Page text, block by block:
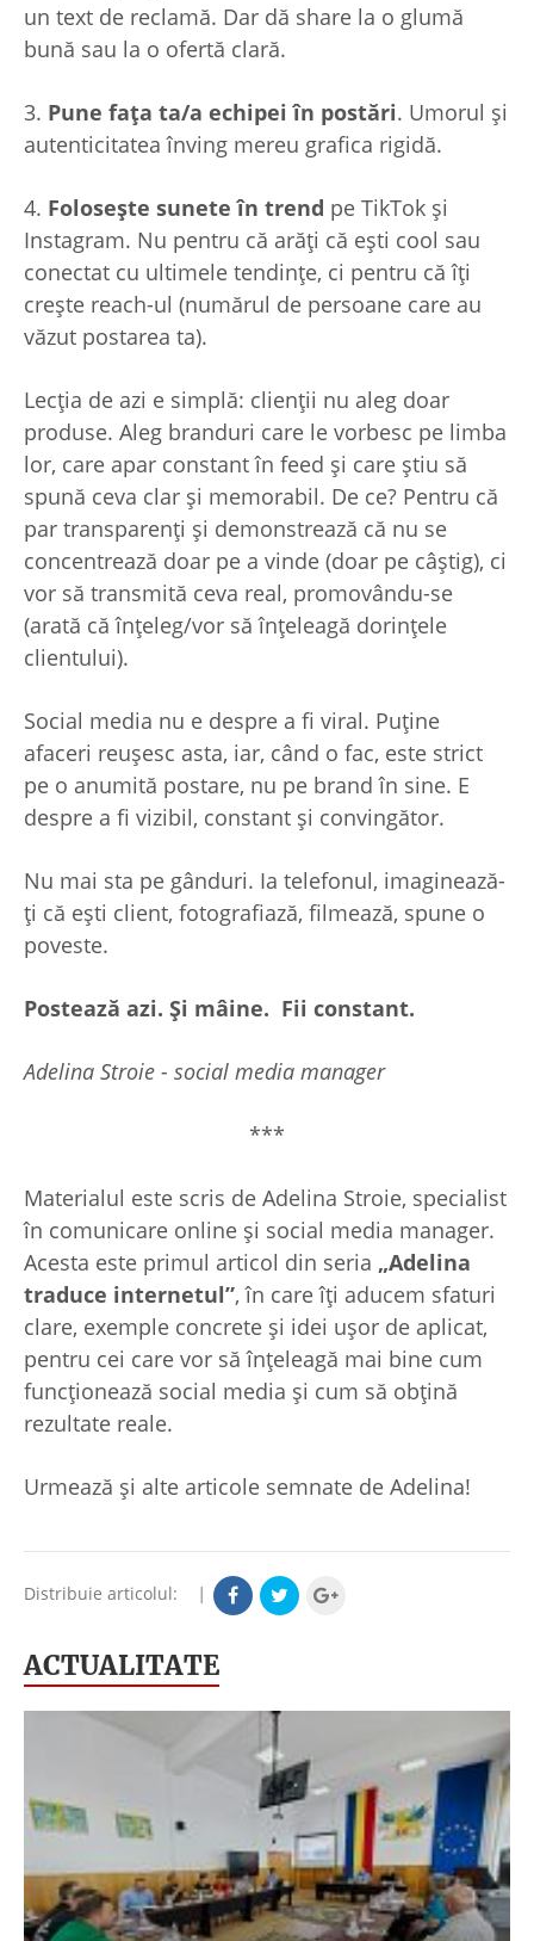
un text de reclamă. Dar dă share la o glumă
bună sau la o ofertă clară.
3. Pune fața ta/a echipei în postări. Umorul și
autenticitatea înving mereu grafica rigidă.
4. Folosește sunete în trend pe TikTok și
Instagram. Nu pentru că arăți că ești cool sau
conectat cu ultimele tendințe, ci pentru că îți
crește reach-ul (numărul de persoane care au
văzut postarea ta).
Lecția de azi e simplă: clienții nu aleg doar
produse. Aleg branduri care le vorbesc pe limba
lor, care apar constant în feed și care știu să
spună ceva clar și memorabil. De ce? Pentru că
par transparenți și demonstrează că nu se
concentrează doar pe a vinde (doar pe câștig), ci
vor să transmită ceva real, promovându-se
(arată că înțeleg/vor să înțeleagă dorințele
clientului).
Social media nu e despre a fi viral. Puține
afaceri reușesc asta, iar, când o fac, este strict
pe o anumită postare, nu pe brand în sine. E
despre a fi vizibil, constant și convingător.
Nu mai sta pe gânduri. Ia telefonul, imaginează-
ți că ești client, fotografiază, filmează, spune o
poveste.
Postează azi. Și mâine. Fii constant.
Adelina Stroie - social media manager
***
Materialul este scris de Adelina Stroie, specialist
în comunicare online și social media manager.
Acesta este primul articol din seria „Adelina
traduce internetul”, în care îți aducem sfaturi
clare, exemple concrete și idei ușor de aplicat,
pentru cei care vor să înțeleagă mai bine cum
funcționează social media și cum să obțină
rezultate reale.
Urmează și alte articole semnate de Adelina!
Distribuie articolul: |
ACTUALITATE